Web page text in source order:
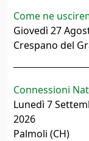
Come ne
Giovedì 27
Crespano del
Connessioni
Lunedì 7
2026
Palmoli (CH)